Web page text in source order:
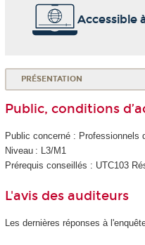
Accessible
PRÉSENTATION
Public, conditions
Public concerné : Professionnels
Niveau : L3/M1
Prérequis conseillés : UTC103
L'avis des auditeurs
Les dernières réponses à